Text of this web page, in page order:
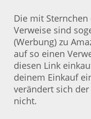
Die mit
Verweise sind
(Werbung) zu
auf so einen
diesen Link
deinem Einkauf
verändert sich
nicht.